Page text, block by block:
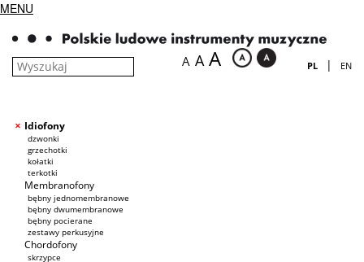
MENU
A A A PL | EN
Idiofony
dzwonki
grzechotki
kołatki
terkotki
Membranofony
bębny jednomembranowe
bębny dwumembranowe
bębny pocierane
zestawy perkusyjne
Chordofony
skrzypce